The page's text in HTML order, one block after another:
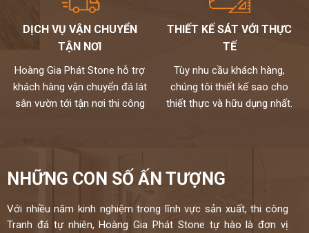
Sử dụng làm bàn ăn
DỊCH VỤ VẬN CHUYỂN
TẬN NƠI
Hoàng Gia Phát Stone hỗ trợ
khách hàng vận chuyển đá lát
sân vườn tới tận nơi thi công
THIẾT KẾ SÁT VỚI THỰC
TẾ
Tùy nhu cầu khách hàng,
chúng tôi thiết kế sao cho
thiết thực và hữu dụng nhất.
NHỮNG CON SỐ ẤN TƯỢNG
Với nhiều năm kinh nghiệm trong lĩnh vực sản xuất, thi công
Tranh đá tự nhiên, Hoàng Gia Phát Stone tự hào là đơn vị